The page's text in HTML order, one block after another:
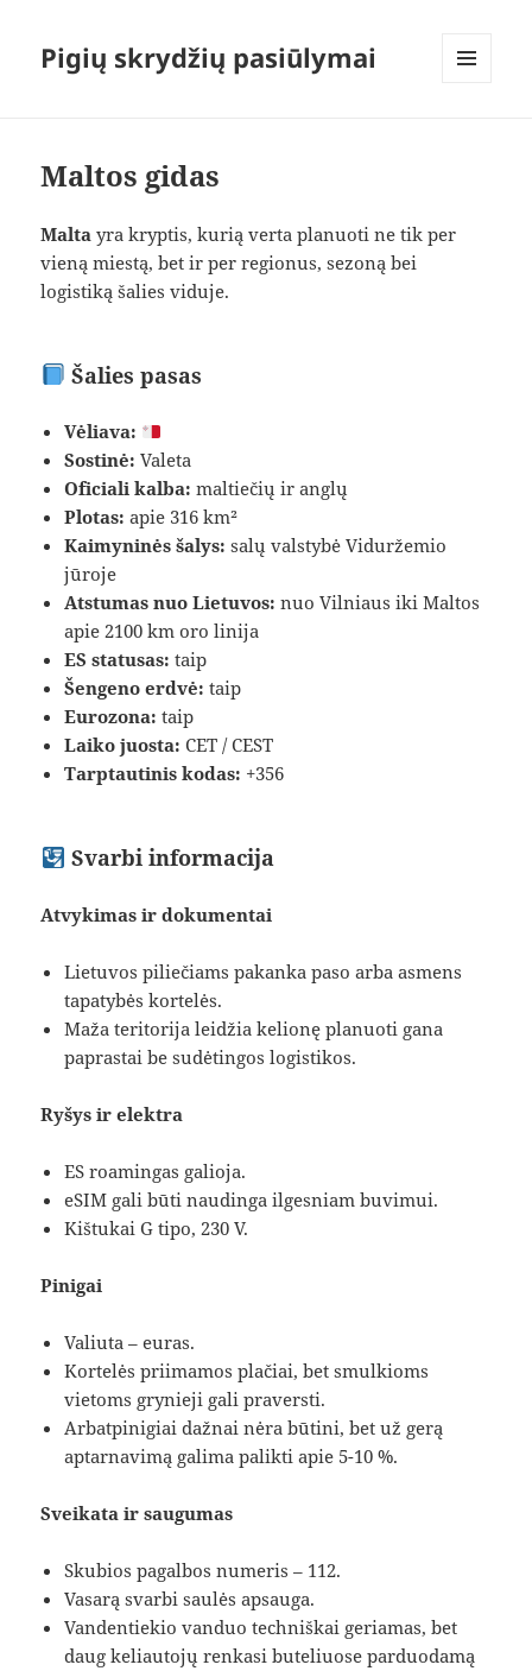
Pigių skrydžių pasiūlymai
Maltos gidas
Malta yra kryptis, kurią verta planuoti ne tik per
vieną miestą, bet ir per regionus, sezoną bei
logistiką šalies viduje.
Šalies pasas
Vėliava:
Sostinė: Valeta
Oficiali kalba: maltiečių ir anglų
Plotas: apie 316 km²
Kaimyninės šalys: salų valstybė Viduržemio
jūroje
Atstumas nuo Lietuvos: nuo Vilniaus iki Maltos
apie 2100 km oro linija
ES statusas: taip
Šengeno erdvė: taip
Eurozona: taip
Laiko juosta: CET / CEST
Tarptautinis kodas: +356
Svarbi informacija
Atvykimas ir dokumentai
Lietuvos piliečiams pakanka paso arba asmens
tapatybės kortelės.
Maža teritorija leidžia kelionę planuoti gana
paprastai be sudėtingos logistikos.
Ryšys ir elektra
ES roamingas galioja.
eSIM gali būti naudinga ilgesniam buvimui.
Kištukai G tipo, 230 V.
Pinigai
Valiuta – euras.
Kortelės priimamos plačiai, bet smulkioms
vietoms grynieji gali praversti.
Arbatpinigiai dažnai nėra būtini, bet už gerą
aptarnavimą galima palikti apie 5-10 %.
Sveikata ir saugumas
Skubios pagalbos numeris – 112.
Vasarą svarbi saulės apsauga.
Vandentiekio vanduo techniškai geriamas, bet
daug keliautojų renkasi buteliuose parduodamą